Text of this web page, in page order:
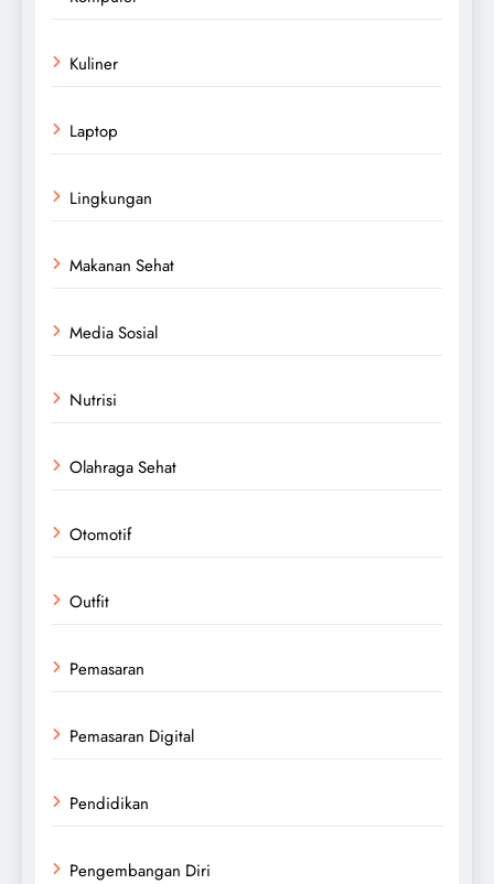
Kuliner
Laptop
Lingkungan
Makanan Sehat
Media Sosial
Nutrisi
Olahraga Sehat
Otomotif
Outfit
Pemasaran
Pemasaran Digital
Pendidikan
Pengembangan Diri